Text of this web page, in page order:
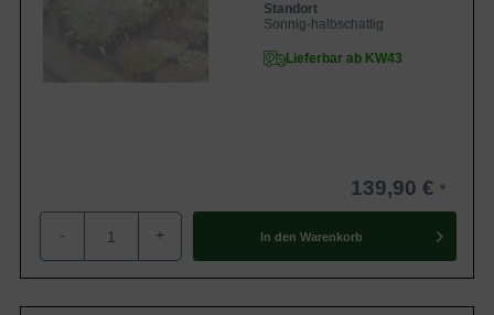
Standort
Sonnig-halbschattig
Lieferbar ab KW43
139,90 €
- + In den Warenkorb